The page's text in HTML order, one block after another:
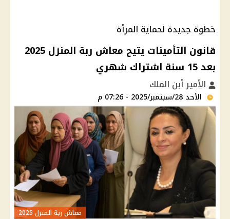
خطوة جديدة لحماية المرأة
قانون التأمينات يتيح معاش ربة المنزل 2025
بعد 15 سنة اشتراك شهري
الأمير أبن الملك
الأحد 28/سبتمبر/2025 - 07:26 م
معاش ربة المنزل 2025